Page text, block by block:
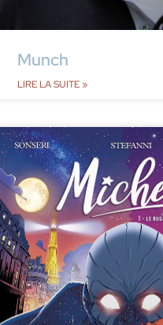
Munch
LIRE LA SUITE »